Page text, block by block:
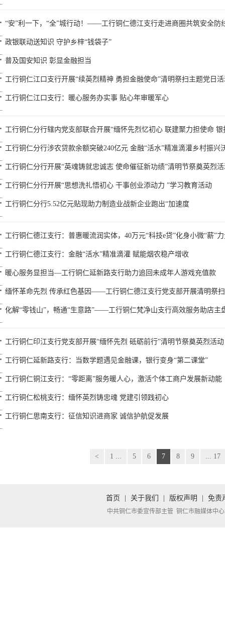
“安”利一下，“全”城行动！——工行铜仁德江支行走进商圈共筑安全防
政银联动送知识 守护乡梓“钱袋子”
普及国安知识 彰显金融担当
工行铜仁江口支行开展“续英烈精神 勇担金融使命”清明祭扫主题党日
工行铜仁江口支行：暖心服务办实事 贴心年审暖军心
工行铜仁分行辖内党支部联合开展“缅怀先烈忆初心 联建聚力担使命 银
工行铜仁分行涉农贷款余额突破240亿元 金融“活水”精准滴灌乡村振兴
工行铜仁分行开展“英魂铸就忠诚志 使命催征新功绩”清明节祭奠英烈
工行铜仁分行开展“思想洗礼悟初心 干事创业添动力 ”学习教育活动
工行铜仁分行5.52亿元贴现助力制造业战新企业跑出“加速度
工行铜仁德江支行：普惠暖流润实体，40万元“科技e贷”化身小微“薪”
工行铜仁德江支行：金融“活水”精准滴灌 赋能烟农稳产增收
暖心服务显担当—工行铜仁延新路支行助力追回未成年人游戏充值款
缅怀革命先烈 传承红色基因——工行铜仁德江支行党支部开展清明祭
化解“零钱山”，畅通“生意路”——工行铜仁梵净山支行高效服务助店主
工行铜仁印江支行党支部开展“缅怀先烈 砥砺前行”清明节祭奠英烈活动
工行铜仁延新路支行：当数学题遇见金融课，银行变身“第二课堂”
工行铜仁铜江支行：“零距离”服务暖人心，激活个体工商户发展新动能
工行铜仁松桃支行：缅怀英烈铸忠魂 党建引领践初心
工行铜仁思南支行：征信知识进商家 诚信护航促发展
< 1 ... 5 6 7 8 9 ... 17
首页 关于我们 版权声明 免责
中共铜仁市委宣传部主管 铜仁市融媒体中心